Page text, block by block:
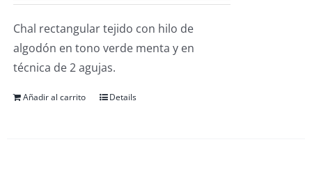
Chal rectangular tejido con hilo de
algodón en tono verde menta y en
técnica de 2 agujas.
Añadir al carrito Details